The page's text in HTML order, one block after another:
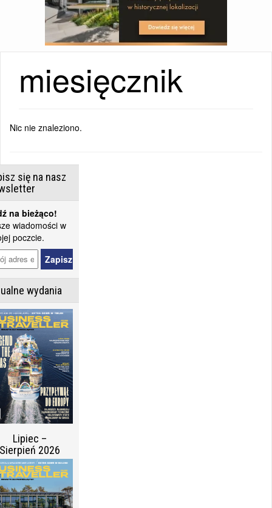
miesięcznik
Nic nie znaleziono.
się na nasz
na bieżąco!
wiadomości w
poczcie.
wydania
Lipiec –
2026